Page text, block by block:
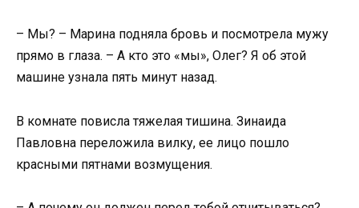
– Мы? – Марина подняла бровь и посмотрела мужу
прямо в глаза. – А кто это «мы», Олег? Я об этой
машине узнала пять минут назад.
В комнате повисла тяжелая тишина. Зинаида
Павловна переложила вилку, ее лицо пошло
красными пятнами возмущения.